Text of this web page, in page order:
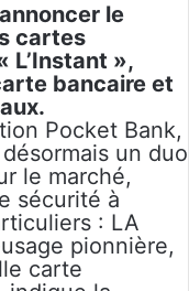
le
cartes
L’Instant »,
bancaire et
Pocket Bank,
un duo
le marché,
sécurité à
: LA
pionnière,
carte